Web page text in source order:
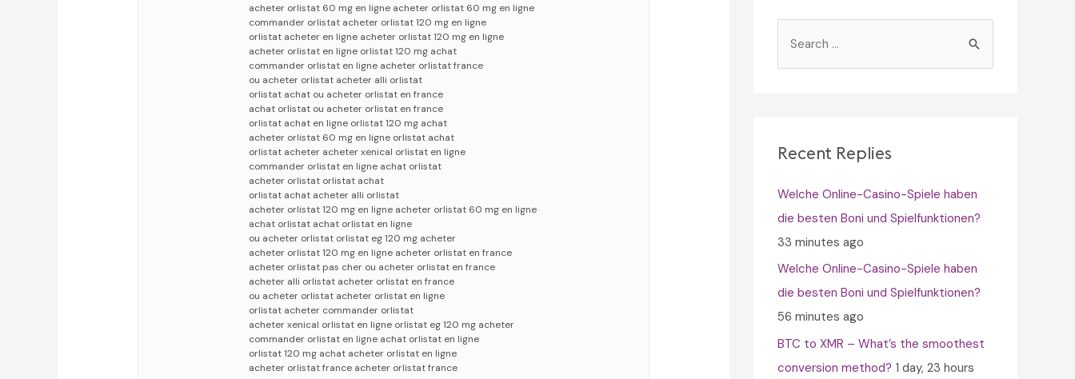
acheter orlistat 60 mg en ligne acheter orlistat 60 mg en ligne
commander orlistat acheter orlistat 120 mg en ligne
orlistat acheter en ligne acheter orlistat 120 mg en ligne
acheter orlistat en ligne orlistat 120 mg achat
commander orlistat en ligne acheter orlistat france
ou acheter orlistat acheter alli orlistat
orlistat achat ou acheter orlistat en france
achat orlistat ou acheter orlistat en france
orlistat achat en ligne orlistat 120 mg achat
acheter orlistat 60 mg en ligne orlistat achat
orlistat acheter acheter xenical orlistat en ligne
commander orlistat en ligne achat orlistat
acheter orlistat orlistat achat
orlistat achat acheter alli orlistat
acheter orlistat 120 mg en ligne acheter orlistat 60 mg en ligne
achat orlistat achat orlistat en ligne
ou acheter orlistat orlistat eg 120 mg acheter
acheter orlistat 120 mg en ligne acheter orlistat en france
acheter orlistat pas cher ou acheter orlistat en france
acheter alli orlistat acheter orlistat en france
ou acheter orlistat acheter orlistat en ligne
orlistat acheter commander orlistat
acheter xenical orlistat en ligne orlistat eg 120 mg acheter
commander orlistat en ligne achat orlistat en ligne
orlistat 120 mg achat acheter orlistat en ligne
acheter orlistat france acheter orlistat france
h
o
r
:
Recent Replies
Welche Online-Casino-Spiele haben
die besten Boni und Spielfunktionen?
33 minutes ago
Welche Online-Casino-Spiele haben
die besten Boni und Spielfunktionen?
56 minutes ago
BTC to XMR – What’s the smoothest
conversion method? 1 day, 23 hours